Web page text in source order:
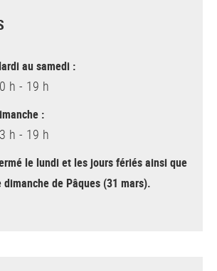
au samedi :
h - 19 h
:
h - 19 h
le lundi et les jours fériés ainsi que
dimanche de Pâques (31 mars).